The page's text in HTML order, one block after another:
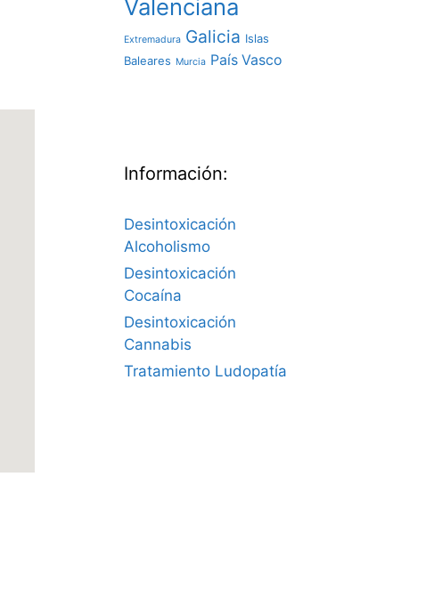
Valenciana
Extremadura Galicia Islas
Baleares Murcia País Vasco
Información:
Desintoxicación
Alcoholismo
Desintoxicación
Cocaína
Desintoxicación
Cannabis
Tratamiento Ludopatía